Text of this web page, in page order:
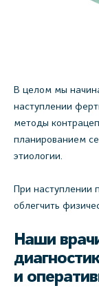
В целом мы
наступлении
методы
планированием
этиологии.
При наступлении
облегчить
Наши
и